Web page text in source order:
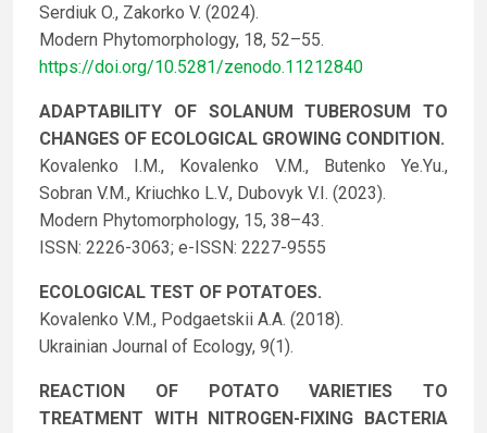
Serdiuk O., Zakorko V. (2024).
Modern Phytomorphology, 18, 52–55.
https://doi.org/10.5281/zenodo.11212840
ADAPTABILITY OF SOLANUM TUBEROSUM TO
CHANGES OF ECOLOGICAL GROWING CONDITION.
Kovalenko I.M., Kovalenko V.M., Butenko Ye.Yu.,
Sobran V.M., Kriuchko L.V., Dubovyk V.I. (2023).
Modern Phytomorphology, 15, 38–43.
ISSN: 2226-3063; e-ISSN: 2227-9555
ECOLOGICAL TEST OF POTATOES.
Kovalenko V.M., Podgaetskii A.A. (2018).
Ukrainian Journal of Ecology, 9(1).
REACTION OF POTATO VARIETIES TO
TREATMENT WITH NITROGEN-FIXING BACTERIA